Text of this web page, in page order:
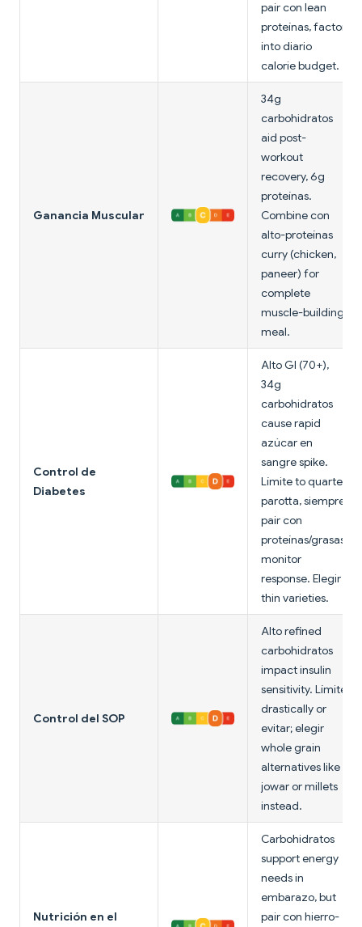
pair con lean
proteínas, factor
into diario
calorie budget.
Ganancia Muscular
34g
carbohidratos
aid post-
workout
recovery, 6g
proteínas.
Combine con
alto-proteínas
curry (chicken,
paneer) for
complete
muscle-building
meal.
Control de
Diabetes
Alto GI (70+),
34g
carbohidratos
cause rapid
azúcar en
sangre spike.
Límite to quarter
parotta, siempre
pair con
proteínas/grasas,
monitor
response. Elegir
thin varieties.
Control del SOP
Alto refined
carbohidratos
impact insulin
sensitivity. Límite
drastically or
evitar; elegir
whole grain
alternatives like
jowar or millets
instead.
Nutrición en el
Carbohidratos
support energy
needs in
embarazo, but
pair con hierro-